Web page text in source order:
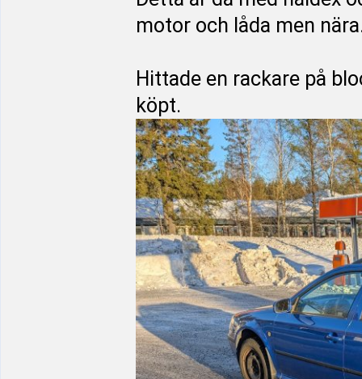
motor och låda men
Hittade en rackare på
köpt.